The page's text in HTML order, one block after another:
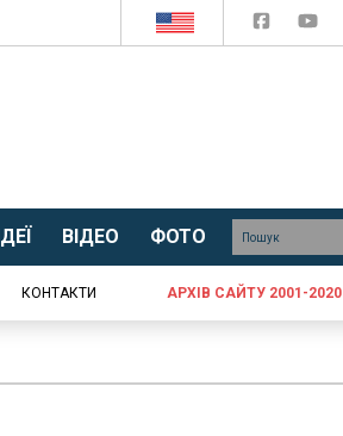
ВІДЕО ФОТО
КОНТАКТИ АРХІВ САЙТУ 2001-2020